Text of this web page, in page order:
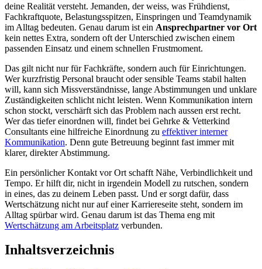
deine Realität versteht. Jemanden, der weiss, was Frühdienst,
Fachkraftquote, Belastungsspitzen, Einspringen und Teamdynamik
im Alltag bedeuten. Genau darum ist ein Ansprechpartner vor Ort
kein nettes Extra, sondern oft der Unterschied zwischen einem
passenden Einsatz und einem schnellen Frustmoment.
Das gilt nicht nur für Fachkräfte, sondern auch für Einrichtungen.
Wer kurzfristig Personal braucht oder sensible Teams stabil halten
will, kann sich Missverständnisse, lange Abstimmungen und unklare
Zuständigkeiten schlicht nicht leisten. Wenn Kommunikation intern
schon stockt, verschärft sich das Problem nach aussen erst recht.
Wer das tiefer einordnen will, findet bei Gehrke & Vetterkind
Consultants eine hilfreiche Einordnung zu effektiver interner
Kommunikation. Denn gute Betreuung beginnt fast immer mit
klarer, direkter Abstimmung.
Ein persönlicher Kontakt vor Ort schafft Nähe, Verbindlichkeit und
Tempo. Er hilft dir, nicht in irgendein Modell zu rutschen, sondern
in eines, das zu deinem Leben passt. Und er sorgt dafür, dass
Wertschätzung nicht nur auf einer Karriereseite steht, sondern im
Alltag spürbar wird. Genau darum ist das Thema eng mit
Wertschätzung am Arbeitsplatz verbunden.
Inhaltsverzeichnis